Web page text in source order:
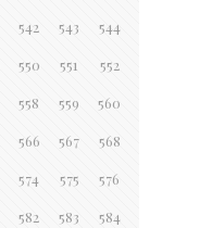
542 543 544
550 551 552
558 559 560
566 567 568
574 575 576
582 583 584